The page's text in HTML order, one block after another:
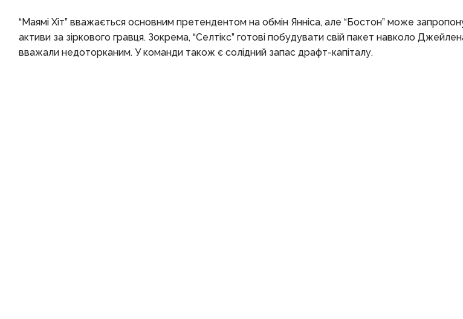
“Маямі Хіт” вважається основним претендентом на обмін Янніса, але “Бостон” може
активи за зіркового гравця. Зокрема, “Селтікс” готові побудувати свій пакет навколо
вважали недоторканим. У команди також є солідний запас драфт-капіталу.